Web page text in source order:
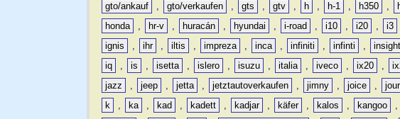
gto/ankauf
, gto/verkaufen , gts , gtv , h , h-1 , h350 ,
honda
, hr-v , huracán , hyundai , i-road , i10 , i20 , i3
ignis
, ihr , iltis , impreza , inca , infiniti , infinti , insight
iq
, is , isetta , islero , isuzu , italia , iveco , ix20 ,
jazz
, jeep , jetta , jetztautoverkaufen , jimny , joice ,
k
, ka , kad , kadett , kadjar , käfer , kalos , kangoo ,